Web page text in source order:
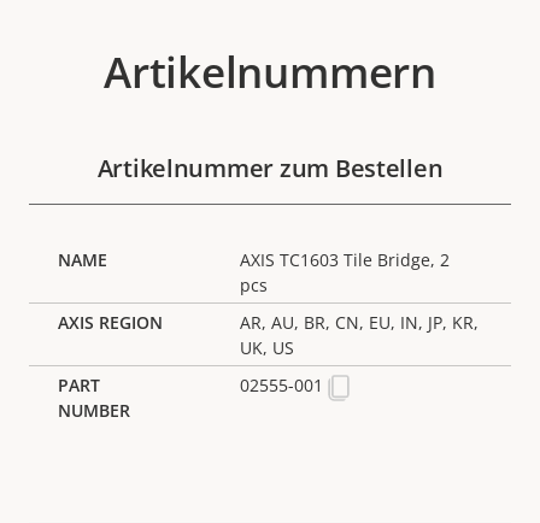
Artikelnummern
Artikelnummer zum Bestellen
AXIS TC1603 Tile Bridge, 2
pcs
AR, AU, BR, CN, EU, IN, JP, KR,
UK, US
02555-001